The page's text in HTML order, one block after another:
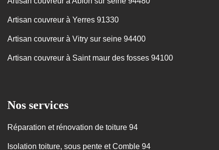
Artisan couvreur à Yerres 91330
Artisan couvreur à Vitry sur seine 94400
Artisan couvreur à Saint maur des fosses 94100
Nos services
Réparation et rénovation de toiture 94
Isolation toiture, sous pente et Comble 94